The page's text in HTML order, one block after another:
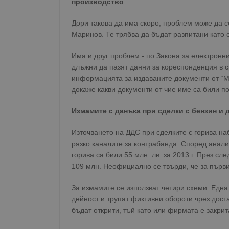
Дори такова да има скоро, проблем може да
Маринов. Те трябва да бъдат разпитани
Има и друг проблем - по Закона за
длъжни да пазят данни за кореспонденция в
информацията за издаваните документи от
докаже какви документи от чие име са били
Измамите с данъка при сделки с бензин и
Източването на ДДС при сделките с горива
рязко каналите за контрабанда. Според
горива са били 55 млн. лв. за 2013 г. През
109 млн. Неофициално се твърди, че за
За измамите се използват четири схеми.
дейност и трупат фиктивни обороти чрез
бъдат открити, тъй като или фирмата е
Име
__gfp_s_64b
FCCDCF
_sharedID_cst
Gtest
Gdyn
YSC
Име
Домейн
_sharedID
mid
Meta
__Secure-
cfzs_google-
__Secure-YNID
g_state